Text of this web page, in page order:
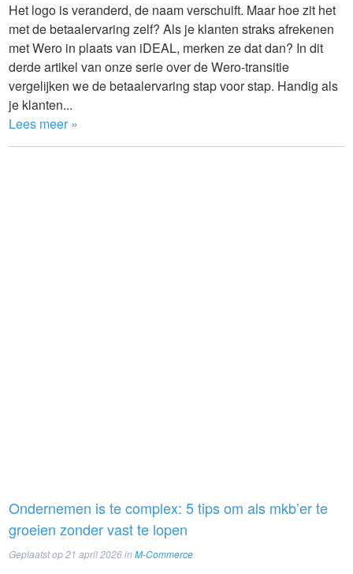
Het logo is veranderd, de naam verschuift. Maar hoe zit het
met de betaalervaring zelf? Als je klanten straks afrekenen
met Wero in plaats van iDEAL, merken ze dat dan? In dit
derde artikel van onze serie over de Wero-transitie
vergelijken we de betaalervaring stap voor stap. Handig als
je klanten...
Lees meer »
Ondernemen is te complex: 5 tips om als mkb’er te
groeien zonder vast te lopen
Geplaatst op21 april 2026inM-Commerce